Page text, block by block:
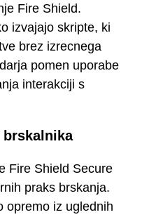
Fire Shield.
izvajajo skripte, ki
brez izrecnega
pomen uporabe
interakciji s
brskalnika
Fire Shield Secure
praks brskanja.
opremo iz uglednih